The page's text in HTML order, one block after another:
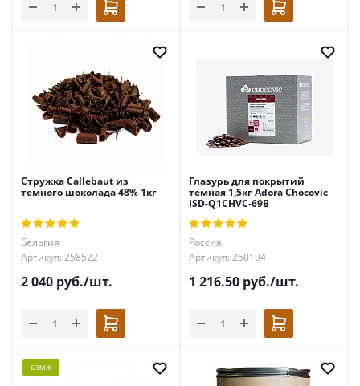
Стружка Callebaut из
темного шоколада 48% 1кг
Бельгия
Артикул: 258522
2 040 руб./шт.
Глазурь для покрытий
темная 1,5кг Adora Chocovic
ISD-Q1CHVC-69B
Россия
Артикул: 260194
1 216.50 руб./шт.
БЗМЖ